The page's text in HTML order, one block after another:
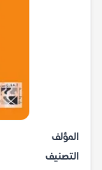
المؤلف
التصنيف